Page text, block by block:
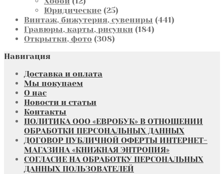
товаров
Юридические 2525
товаров
Винтаж, бижутерия, сувениры 441441
Гравюры, карты, рисунки 184184
Открытки, фото 308308
Навигация
Доставка и оплата
Мы покупаем
О нас
Новости и статьи
Контакты
ПОЛИТИКА ООО «ЕВРОБУК» В ОТНОШЕНИИ
ОБРАБОТКИ ПЕРСОНАЛЬНЫХ ДАННЫХ
ДОГОВОР ПУБЛИЧНОЙ ОФЕРТЫ ИНТЕРНЕТ-
МАГАЗИНА «КНИЖНАЯ ЭНТРОПИЯ»
СОГЛАСИЕ НА ОБРАБОТКУ ПЕРСОНАЛЬНЫХ
ДАННЫХ ПОЛЬЗОВАТЕЛЕЙ